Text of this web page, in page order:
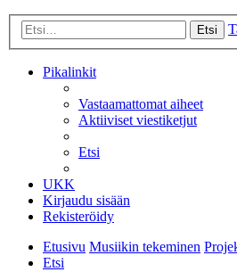
Etsi
Pikalinkit
Vastaamattomat aiheet
Aktiiviset viestiketjut
Etsi
UKK
Kirjaudu sisään
Rekisteröidy
Etusivu Musiikin tekeminen
Etsi